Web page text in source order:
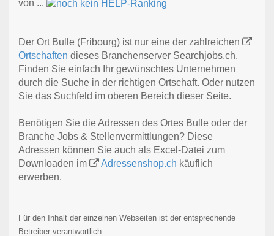
von ...
Der Ort Bulle (Fribourg) ist nur eine der zahlreichen
Ortschaften dieses Branchenserver Searchjobs.ch.
Finden Sie einfach Ihr gewünschtes Unternehmen
durch die Suche in der richtigen Ortschaft. Oder nutzen
Sie das Suchfeld im oberen Bereich dieser Seite.
Benötigen Sie die Adressen des Ortes Bulle oder der
Branche Jobs & Stellenvermittlungen? Diese
Adressen können Sie auch als Excel-Datei zum
Downloaden im
Adressenshop.ch käuflich
erwerben.
Für den Inhalt der einzelnen Webseiten ist der entsprechende
Betreiber verantwortlich.